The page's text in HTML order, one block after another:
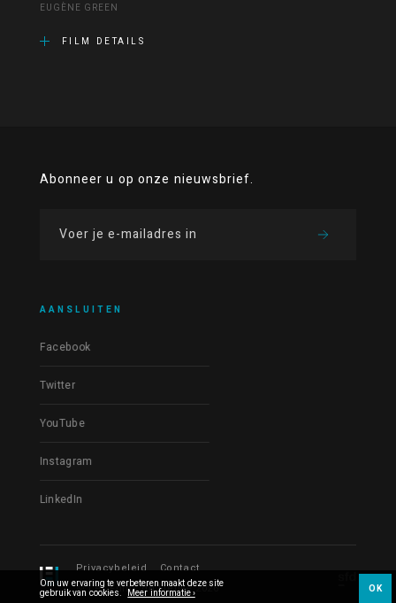
EUGÈNE GREEN
FILM DETAILS
Abonneer u op onze nieuwsbrief.
AANSLUITEN
Facebook
Twitter
YouTube
Instagram
LinkedIn
Privacybeleid
Contact
© Les Films du Fleuve 2026
Om uw ervaring te verbeteren maakt deze site
gebruik van cookies. Meer informatie › OK